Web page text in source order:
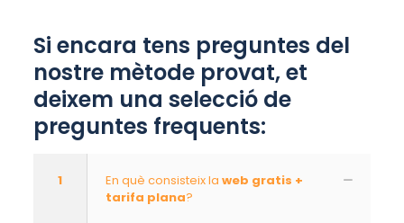
Si encara tens preguntes del
nostre mètode provat, et
deixem una selecció de
preguntes frequents:
1 En què consisteix la web gratis +
tarifa plana?